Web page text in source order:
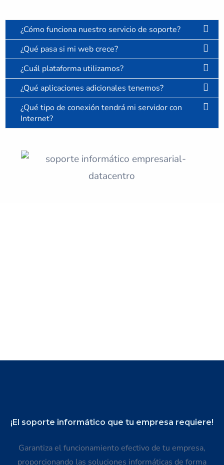
¿Cómo funciona nuestro servicio de soporte?
¿Qué pasa si mi web crece?
¿Cuál plataforma utilizamos?
¿Qué aplicaciones adicionales tenemos?
¿Qué tipo de conexión tendrá mi servidor con
Internet?
¡El soporte informático que tu empresa requiere!
Garantiza el funcionamiento efectivo de tu empresa,
proporcionando las soluciones informáticas de forma